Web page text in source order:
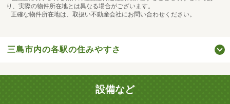
り、実際の物件所在地とは異なる場合がございます。
正確な物件所在地は、取扱い不動産会社にお問い合わせください。
三島市内の各駅の住みやすさ
設備など